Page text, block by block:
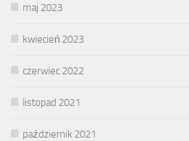
maj 2023
kwiecień 2023
czerwiec 2022
listopad 2021
październik 2021